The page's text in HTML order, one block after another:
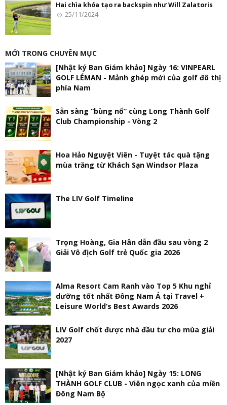
Hai chìa khóa tạo ra backspin như Will Zalatoris
25/11/2024
MỚI TRONG CHUYÊN MỤC
[Nhật ký Ban Giám khảo] Ngày 16: VINPEARL
GOLF LÉMAN - Mảnh ghép mới của golf đô thị
phía Nam
Sẵn sàng “bùng nổ” cùng Long Thành Golf
Club Championship - Vòng 2
Hoa Hảo Nguyệt Viên - Tuyệt tác quà tặng
mùa trăng từ Khách Sạn Windsor Plaza
The LIV Golf Timeline
Trọng Hoàng, Gia Hân dẫn đầu sau vòng 2
Giải Vô địch Golf trẻ Quốc gia 2026
Alma Resort Cam Ranh vào Top 5 Khu nghỉ
dưỡng tốt nhất Đông Nam Á tại Travel +
Leisure World’s Best Awards 2026
LIV Golf chốt được nhà đầu tư cho mùa giải
2027
[Nhật ký Ban Giám khảo] Ngày 15: LONG
THÀNH GOLF CLUB - Viên ngọc xanh của miền
Đông Nam Bộ